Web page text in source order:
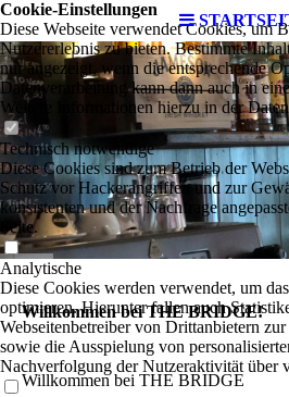
Willkommen bei THE BRIDGE!
Willkommen bei THE BRIDGE
Cookie-Einstellungen
Diese Webseite verwendet Cookies, um
Nutzererlebnis zu bieten. Bestimmte
nur angezeigt, wenn die entsprechende
Datenverarbeitung kann dann auch in
Weitere Informationen hierzu in der
Technisch notwendige
Diese Cookies sind zum Betrieb der
Schutz vor Hackerangriffen und zur
konsistenten und der Nachfrage
Seite.
Analytische
Diese Cookies werden verwendet, um
optimieren. Hierunter fallen auch
Webseitenbetreiber von Drittanbietern
sowie die Ausspielung von
Nachverfolgung der Nutzeraktivität über